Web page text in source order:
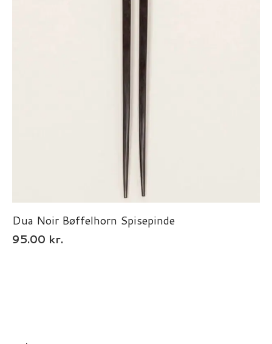
Dua Noir Bøffelhorn Spisepinde
95.00 kr.